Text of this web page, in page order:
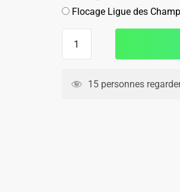
Flocage Ligue des
Enfant15 personnes